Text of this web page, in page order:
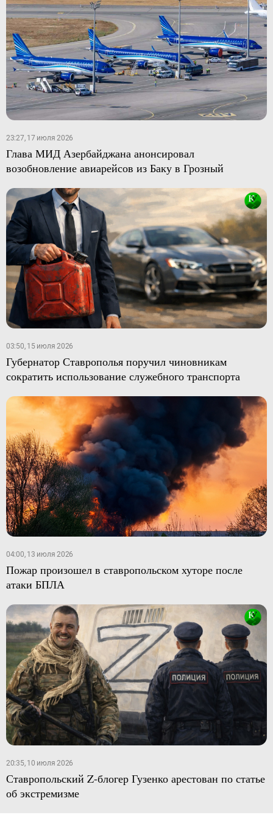
23:27, 17 июля 2026
Глава МИД Азербайджана анонсировал
возобновление авиарейсов из Баку в Грозный
03:50, 15 июля 2026
Губернатор Ставрополья поручил чиновникам
сократить использование служебного транспорта
04:00, 13 июля 2026
Пожар произошел в ставропольском хуторе после
атаки БПЛА
20:35, 10 июля 2026
Ставропольский Z-блогер Гузенко арестован по статье
об экстремизме